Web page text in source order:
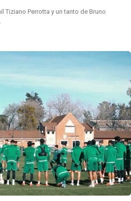
Tiziano Perrotta y un tanto de Bruno